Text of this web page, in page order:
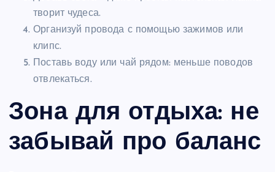
творит чудеса.
Организуй провода с помощью зажимов или
клипс.
Поставь воду или чай рядом: меньше поводов
отвлекаться.
Зона для отдыха: не
забывай про баланс